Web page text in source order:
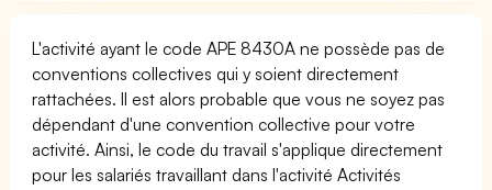
L'activité ayant le code APE 8430A ne possède pas de
conventions collectives qui y soient directement
rattachées. Il est alors probable que vous ne soyez pas
dépendant d'une convention collective pour votre
activité. Ainsi, le code du travail s'applique directement
pour les salariés travaillant dans l'activité Activités